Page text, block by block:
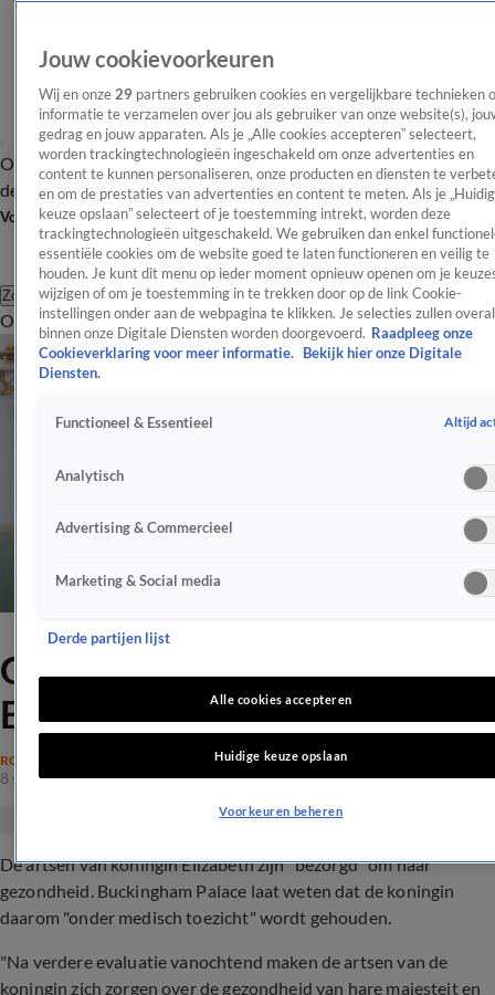
OverzichtAfleveringen Entertainment TV Algemeen
Tip
de redactieNieuwsbrief
Volg Shownieuws
Zoeken
OverzichtEntertainmentSpraakmakendRealityCrimeVideo's
Grote zorgen over koningin
Elizabeth
ROYALTY
8 sep 2022, 17:34
De artsen van koningin Elizabeth zijn "bezorgd" om haar
gezondheid. Buckingham Palace laat weten dat de koningin
daarom "onder medisch toezicht" wordt gehouden.
"Na verdere evaluatie vanochtend maken de artsen van de
koningin zich zorgen over de gezondheid van hare majesteit en
Jouw cookievoorkeuren
Wij en onze 29 partners gebruiken cookies en vergelijkbare technieken
informatie te verzamelen over jou als gebruiker van onze website(s),
gedrag en jouw apparaten. Als je „Alle cookies accepteren” selecteert,
worden trackingtechnologieën ingeschakeld om onze advertenties en
content te kunnen personaliseren, onze producten en diensten te
en om de prestaties van advertenties en content te meten. Als je
keuze opslaan” selecteert of je toestemming intrekt, worden deze
trackingtechnologieën uitgeschakeld. We gebruiken dan enkel
essentiële cookies om de website goed te laten functioneren en veilig te
houden. Je kunt dit menu op ieder moment opnieuw openen om je
wijzigen of om je toestemming in te trekken door op de link Cookie-
instellingen onder aan de webpagina te klikken. Je selecties zullen overal
binnen onze Digitale Diensten worden doorgevoerd. Raadpleeg onze
Cookieverklaring voor meer informatie.
Bekijk hier onze Digitale
Diensten.
Functioneel & Essentieel Altijd
Analytisch
Advertising & Commercieel
Marketing & Social media
Derde partijen lijst
Alle cookies accepteren
Huidige keuze opslaan
Voorkeuren beheren